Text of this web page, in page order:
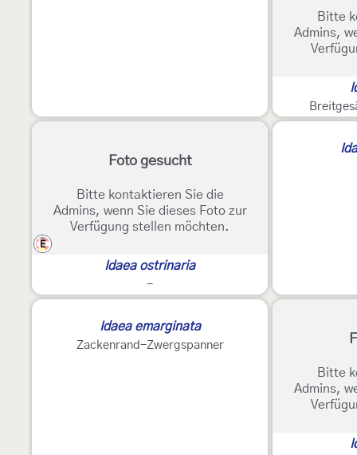
Bitte
Admins,
Foto gesucht
Bitte kontaktieren Sie die
Admins, wenn Sie dieses Foto zur
Verfügung stellen möchten.
E
Idaea ostrinaria
-
Idaea emarginata
Zackenrand-Zwergspanner
Bitte
Admins,